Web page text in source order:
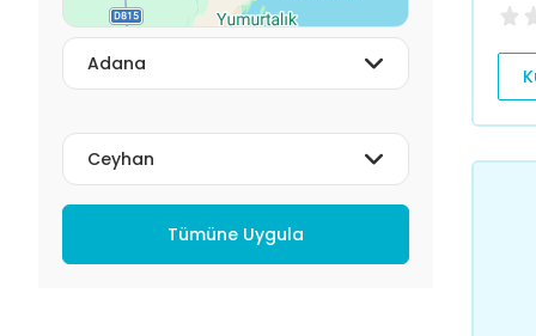
Tümüne Uygula